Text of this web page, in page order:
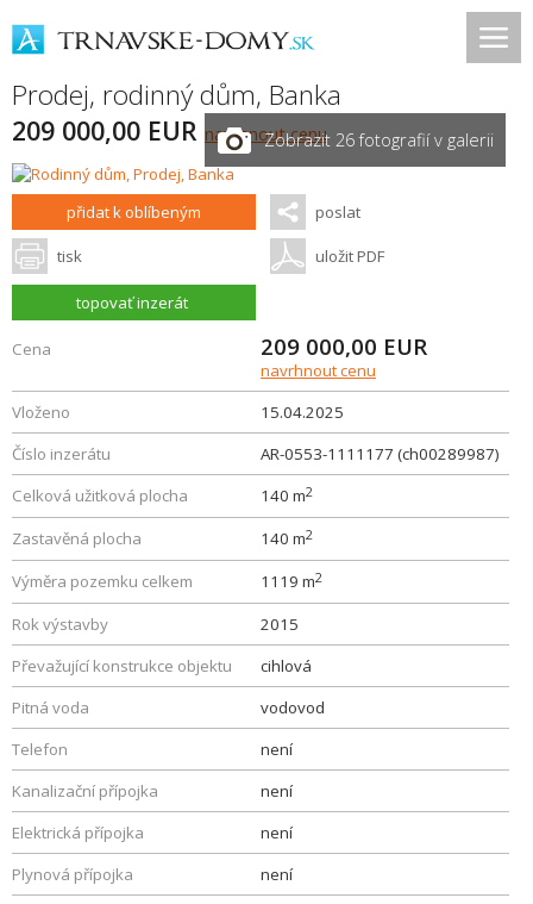
Prodej, rodinný dům, Banka
209 000,00 EUR navrhnout cenuZobrazit 26 fotografií v galerii
přidat k oblíbeným poslat
tisk uložit PDF
topovať inzerát
Cena 209 000,00 EUR
navrhnout cenu
Vloženo
15.04.2025
Číslo inzerátu
AR-0553-1111177 (ch00289987)
Celková užitková plocha
140 m2
Zastavěná plocha 140 m2
Výměra pozemku celkem 1119 m2
Rok výstavby
2015
Převažující konstrukce objektu
cihlová
Pitná voda
vodovod
Telefon
není
Kanalizační přípojka
není
Elektrická přípojka
není
Plynová přípojka
není